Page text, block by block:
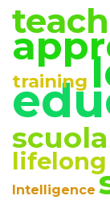
Anno XV
2023 Vol. 1
Anno XIV,
2022
Anno XIV,
2022
Anno XIV,
training
scuola
Intelligence